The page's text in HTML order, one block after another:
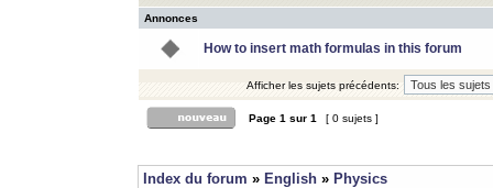
Annonces
How to insert math formulas in this forum
Afficher les sujets précédents:
Page 1 sur 1 [ 0 sujets ]
Index du forum » English » Physics